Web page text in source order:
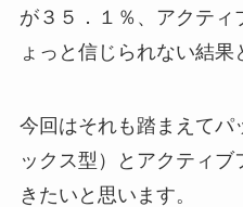
が３５．１％、アクティ
ょっと信じられない結果
今回はそれも踏まえてパ
ックス型）とアクティ
きたいと思います。